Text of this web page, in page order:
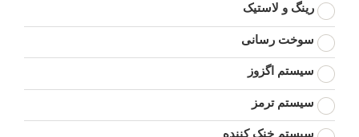
رینگ و لاستیک
سوخت رسانی
سیستم اگزوز
سیستم ترمز
سیستم خنک کننده